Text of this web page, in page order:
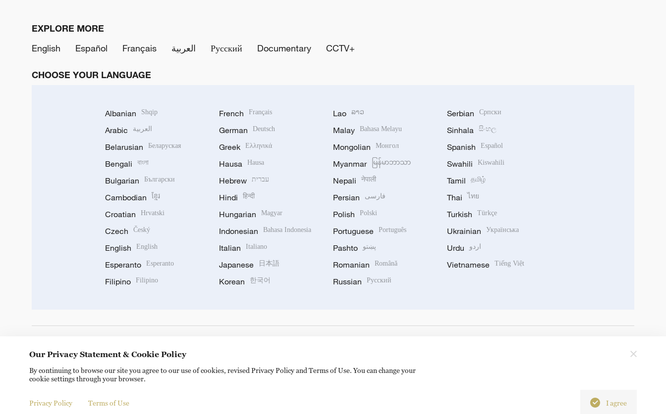
EXPLORE MORE
English
Español Français العربية Русский Documentary CCTV+
CHOOSE YOUR LANGUAGE
Albanian Shqip
Arabic العربية
Belarusian Беларуская
Bengali বাংলা
Bulgarian Български
Cambodian ខ្មែរ
Croatian Hrvatski
Czech Český
English English
Esperanto Esperanto
Filipino Filipino
French Français
German Deutsch
Greek Ελληνικά
Hausa Hausa
Hebrew עברית
Hindi हिन्दी
Hungarian Magyar
Indonesian Bahasa Indonesia
Italian Italiano
Japanese 日本語
Korean 한국어
Lao ລາວ
Malay Bahasa Melayu
Mongolian Монгол
Myanmar မြန်မာဘာသာ
Nepali नेपाली
Persian فارسی
Polish Polski
Portuguese Português
Pashto پښتو
Romanian Română
Russian Русский
Serbian Српски
Sinhala සිංහල
Spanish Español
Swahili Kiswahili
Tamil தமிழ்
Thai ไทย
Turkish Türkçe
Ukrainian Українська
Urdu اردو
Vietnamese Tiếng Việt
© China Radio International.CRI. All Rights Reserved. 16A Shijingshan Road, Beijing, China. 100040
Our Privacy Statement & Cookie Policy
By continuing to browse our site you agree to our use of cookies, revised Privacy Policy and Terms of Use. You can change your
cookie settings through your browser.
Privacy Policy Terms of Use I agree